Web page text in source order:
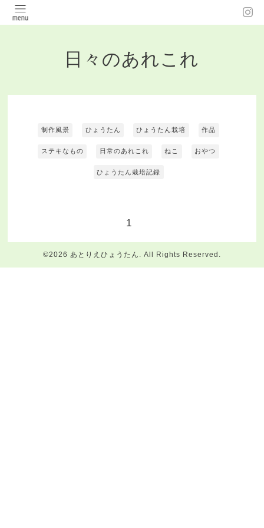
日々のあれこれ
制作風景 ひょうたん ひょうたん栽培 作品
ステキなもの 日常のあれこれ ねこ おやつ
ひょうたん栽培記録
1
©2026 あとりえひょうたん . All Rights Reserved.